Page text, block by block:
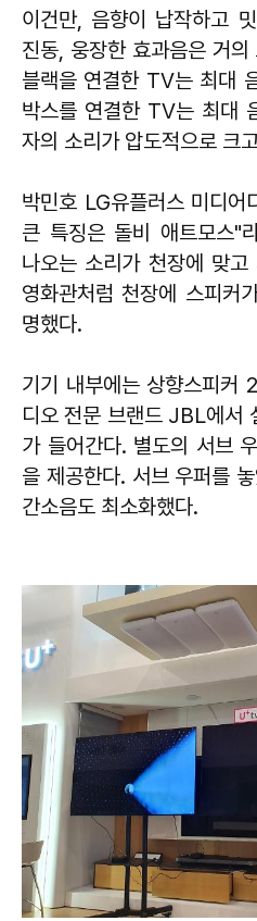
이건만, 음향이 납작하고
진동, 웅장한 효과음은 거
블랙을 연결한 TV는 최대
박스를 연결한 TV는 최대
자의 소리가 압도적으로 크
박민호 LG유플러스 미디어
큰 특징은 돌비 애트모스"
나오는 소리가 천장에 맞
영화관처럼 천장에 스피커
명했다.
기기 내부에는 상향스피커
디오 전문 브랜드 JBL에서
가 들어간다. 별도의 서브
을 제공한다. 서브 우퍼를
간소음도 최소화했다.